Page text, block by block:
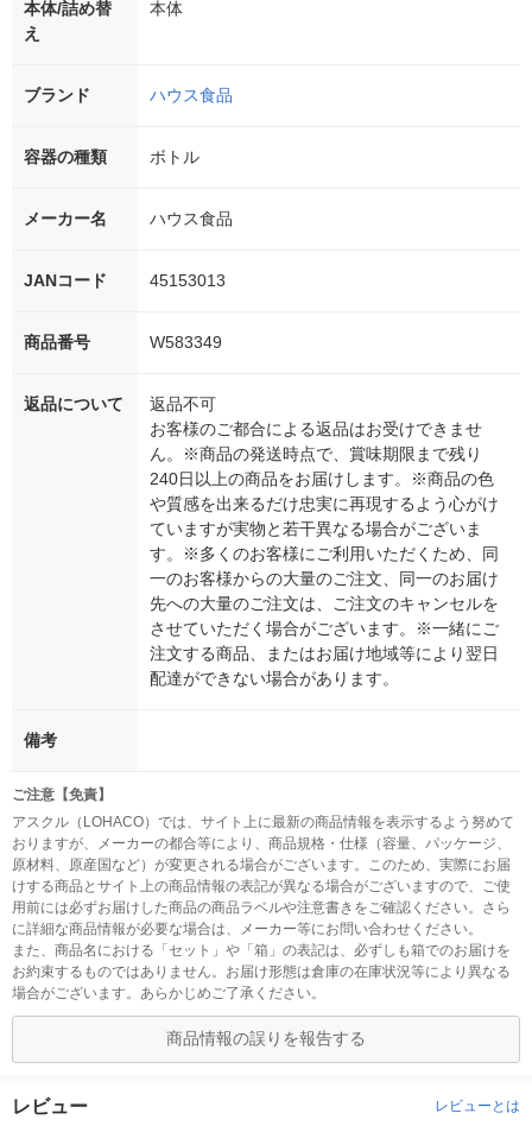
本体/詰め替
え
本体
ブランド ハウス食品
容器の種類 ボトル
メーカー名 ハウス食品
JANコード 45153013
商品番号 W583349
返品について
返品不可
お客様のご都合による返品はお受けできませ
ん。※商品の発送時点で、賞味期限まで残り
240日以上の商品をお届けします。※商品の色
や質感を出来るだけ忠実に再現するよう心がけ
ていますが実物と若干異なる場合がございま
す。※多くのお客様にご利用いただくため、同
一のお客様からの大量のご注文、同一のお届け
先への大量のご注文は、ご注文のキャンセルを
させていただく場合がございます。※一緒にご
注文する商品、またはお届け地域等により翌日
配達ができない場合があります。
備考
ご注意【免責】
アスクル（LOHACO）では、サイト上に最新の商品情報を表示するよう努めて
おりますが、メーカーの都合等により、商品規格・仕様（容量、パッケージ、
原材料、原産国など）が変更される場合がございます。このため、実際にお届
けする商品とサイト上の商品情報の表記が異なる場合がございますので、ご使
用前には必ずお届けした商品の商品ラベルや注意書きをご確認ください。さら
に詳細な商品情報が必要な場合は、メーカー等にお問い合わせください。
また、商品名における「セット」や「箱」の表記は、必ずしも箱でのお届けを
お約束するものではありません。お届け形態は倉庫の在庫状況等により異なる
場合がございます。あらかじめご了承ください。
商品情報の誤りを報告する
レビュー レビューとは